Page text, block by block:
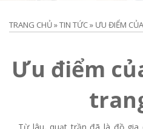
TRANG CHỦ»TIN TỨC» ƯU ĐIỂM
Ưu điểm